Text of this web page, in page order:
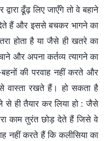
ढूँढ़ लिए जाएँगे तो वे बहाने
हैं और इससे बचकर भागने का
होता है या जैसे ही खतरे का
और अपना कर्तव्य त्यागने का
की परवाह नहीं करते और
रखते हैं। हो सकता है
से ही तैयार कर लिया हो : जैसे
काम तुरंत छोड़ देते हैं जिसे वे
नहीं करते हैं कि कलीसिया का